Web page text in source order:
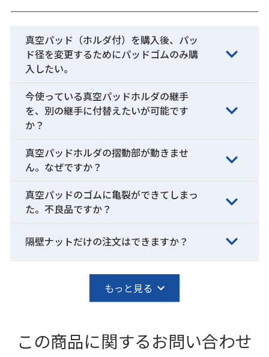
真空パッド（ホルダ付）を購入後、パッ
ド径を変更するためにパッドゴムのみ購
入したい。
今使っている真空パッドホルダの継手
を、別の継手に付替えたいが可能です
か？
真空パッドホルダの摺動部が動きませ
ん。なぜですか？
真空パッドのゴムに亀裂ができてしまっ
た。不良品ですか？
隔壁ナットだけの注文はできますか？
もっと見る
この商品に関するお問い合わせ